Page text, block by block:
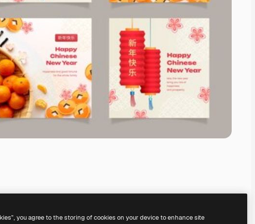
you agree to the storing of cookies on your device to enhance site